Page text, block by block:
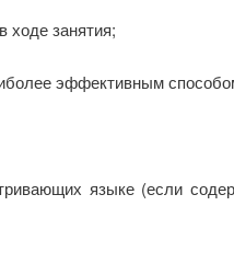
занятия;
эффективным
языке (если